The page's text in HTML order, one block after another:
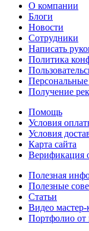
О компании
Блоги
Новости
Сотрудники
Написать
Политика
Получение
Помощь
Условия
Условия
Карта сайта
Верификация
Полезная
Полезные
Статьи
Видео мастер-
Портфолио от